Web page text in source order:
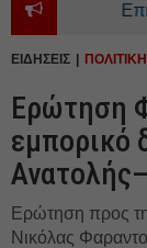
ΕΙΔΗΣΕΙΣ ΠΟΛΙΤΙΚΗ
Ερώτηση
εμπορικό
Ερώτηση προς
Νικόλας